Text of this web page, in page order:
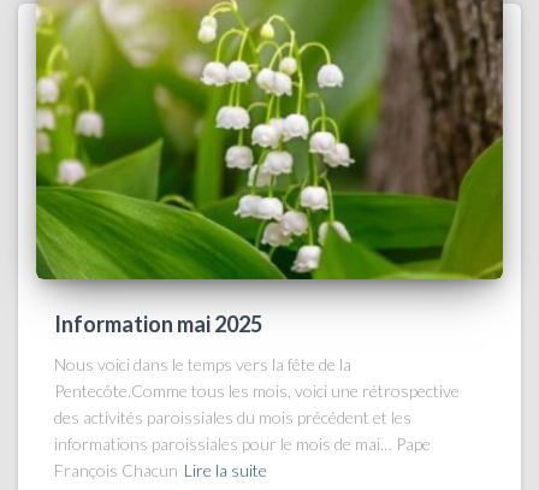
Information mai 2025
Nous voici dans le temps vers la fête de la
Pentecôte.Comme tous les mois, voici une rétrospective
des activités paroissiales du mois précédent et les
informations paroissiales pour le mois de mai… Pape
François Chacun Lire la suite